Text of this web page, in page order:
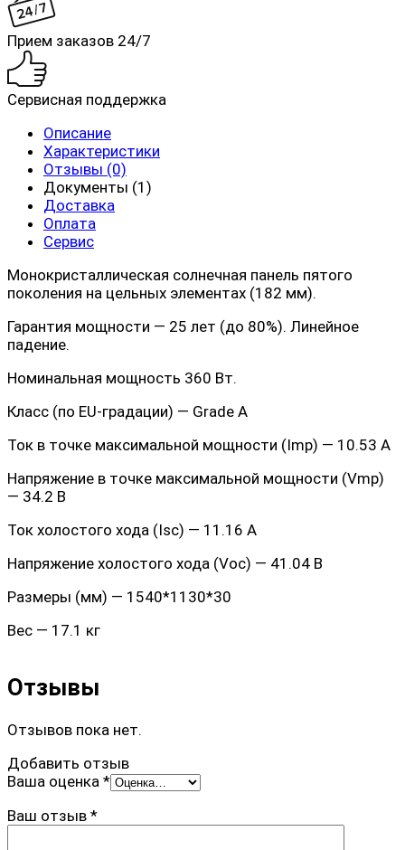
Прием заказов 24/7
Сервисная поддержка
Описание
Характеристики
Отзывы (0)
Документы (1)
Доставка
Оплата
Сервис
Монокристаллическая солнечная панель пятого
поколения на цельных элементах (182 мм).
Гарантия мощности — 25 лет (до 80%). Линейное
падение.
Номинальная мощность 360 Вт.
Класс (по EU-градации) — Grade A
Ток в точке максимальной мощности (Imp) — 10.53 А
Напряжение в точке максимальной мощности (Vmp)
— 34.2 В
Ток холостого хода (Isc) — 11.16 А
Напряжение холостого хода (Voc) — 41.04 В
Размеры (мм) — 1540*1130*30
Вес — 17.1 кг
Отзывы
Отзывов пока нет.
Добавить отзыв
Ваша оценка *
Ваш отзыв *